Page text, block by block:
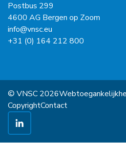
Postbus 299
4600 AG Bergen op Zoom
info@vnsc.eu
+31 (0) 164 212 800
© VNSC 2026
CopyrightContact